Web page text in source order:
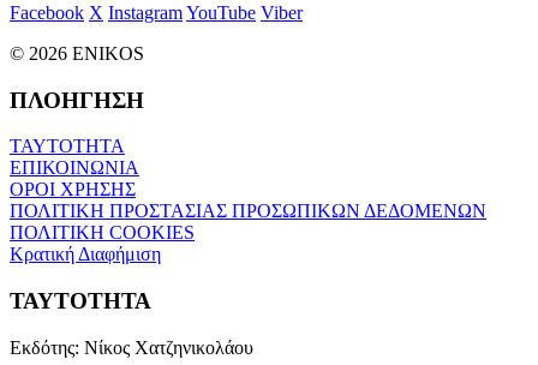
Facebook X InstagramYouTube Viber
© 2026 ENIKOS
ΠΛΟΗΓΗΣΗ
ΤΑΥΤΟΤΗΤΑ
ΕΠΙΚΟΙΝΩΝΙΑ
ΟΡΟΙ ΧΡΗΣΗΣ
ΠΟΛΙΤΙΚΗ ΠΡΟΣΤΑΣΙΑΣ ΠΡΟΣΩΠΙΚΩΝ ΔΕΔΟΜΕΝΩΝ
ΠΟΛΙΤΙΚΗ COOKIES
Κρατική Διαφήμιση
ΤΑΥΤΟΤΗΤΑ
Εκδότης: Νίκος Χατζηνικολάου